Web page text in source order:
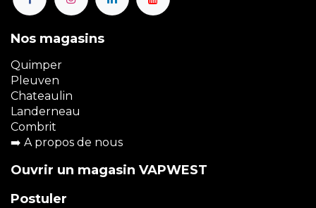
Nos magasins
Quimper
Pleuven
Chateaulin
Landerneau
Combrit
➡️ A propos de nous
Ouvrir un magasin VAPWEST
Postuler